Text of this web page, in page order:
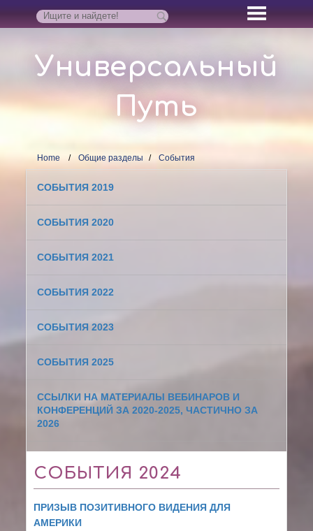
Универсальный
Путь
Home Общие разделы События
СОБЫТИЯ 2019
СОБЫТИЯ 2020
СОБЫТИЯ 2021
СОБЫТИЯ 2022
СОБЫТИЯ 2023
СОБЫТИЯ 2025
ССЫЛКИ НА МАТЕРИАЛЫ ВЕБИНАРОВ И
КОНФЕРЕНЦИЙ ЗА 2020-2025, ЧАСТИЧНО ЗА
2026
СОБЫТИЯ 2024
ПРИЗЫВ ПОЗИТИВНОГО ВИДЕНИЯ ДЛЯ
АМЕРИКИ